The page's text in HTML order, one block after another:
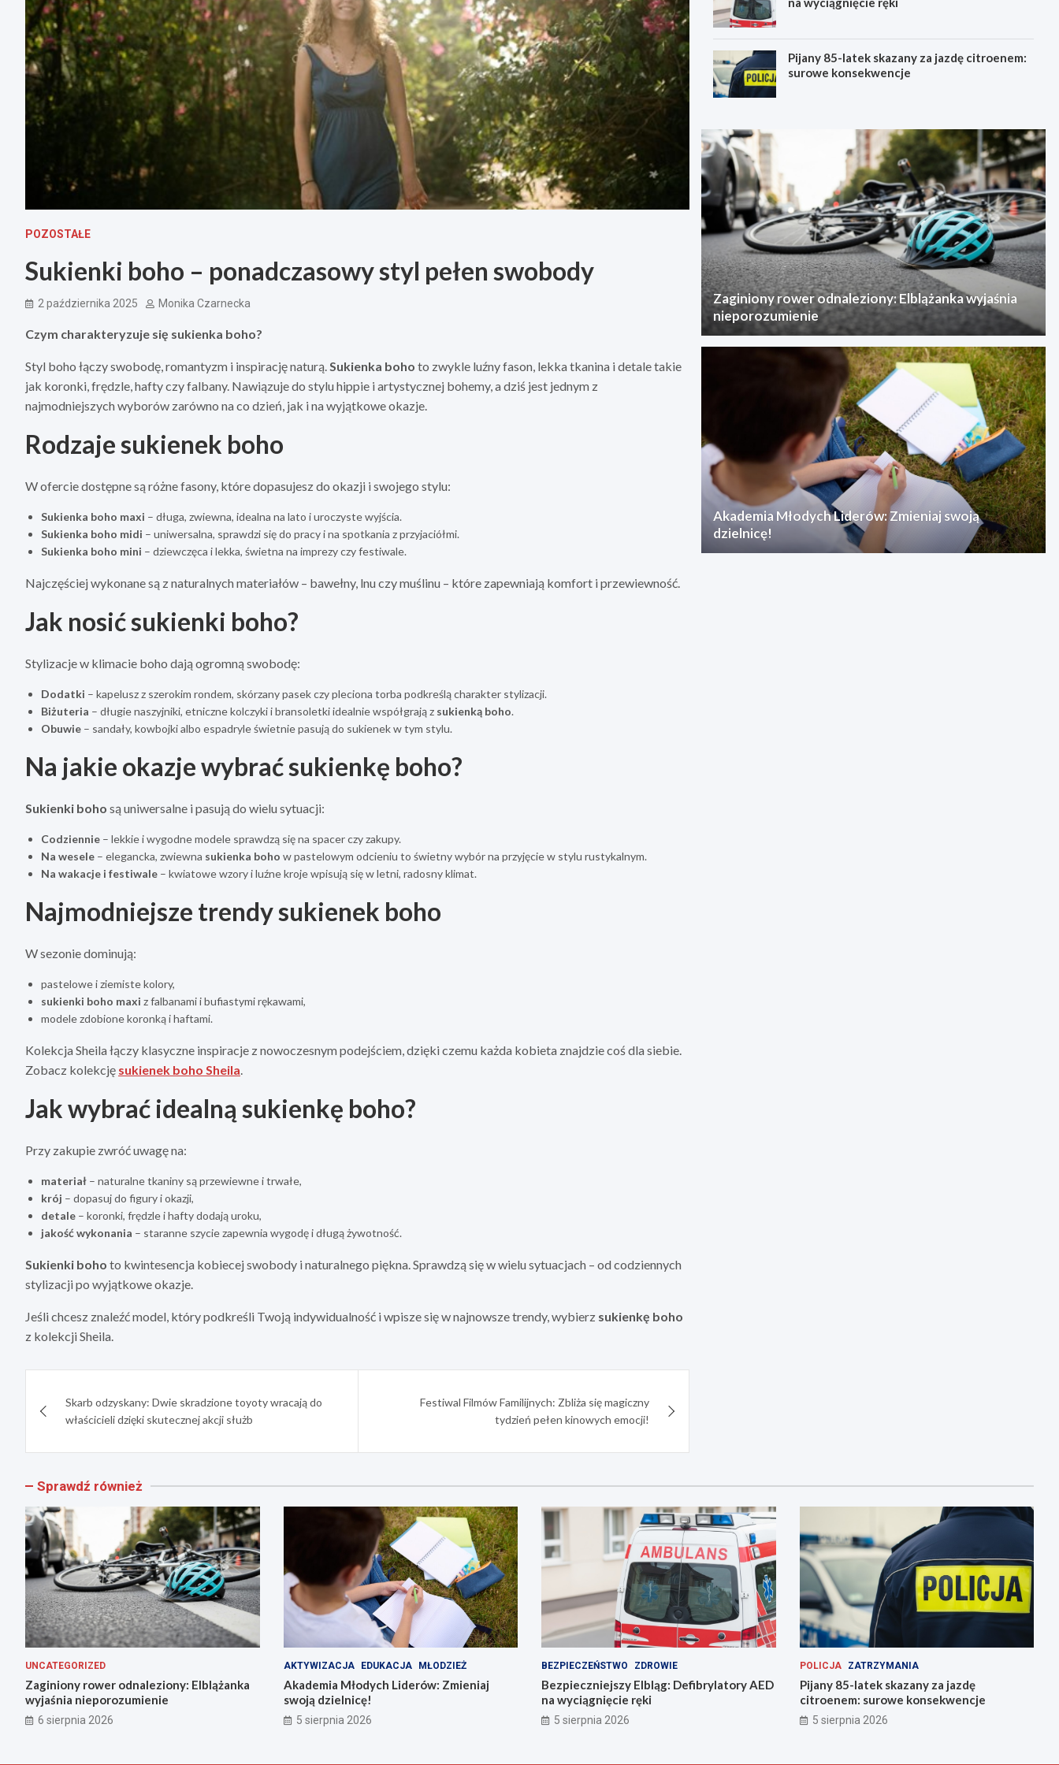
POZOSTAŁE
Sukienki boho – ponadczasowy styl pełen swobody
2 października 2025 Monika Czarnecka
Czym charakteryzuje się sukienka boho?
Styl boho łączy swobodę, romantyzm i inspirację naturą.Sukienka boho to zwykle luźny fason, lekka tkanina i detale takie
jak koronki, frędzle, hafty czy falbany. Nawiązuje do stylu hippie i artystycznej bohemy, a dziś jest jednym z
najmodniejszych wyborów zarówno na co dzień, jak i na wyjątkowe okazje.
Rodzaje sukienek boho
W ofercie dostępne są różne fasony, które dopasujesz do okazji i swojego stylu:
Sukienka boho maxi – długa, zwiewna, idealna na lato i uroczyste wyjścia.
Sukienka boho midi – uniwersalna, sprawdzi się do pracy i na spotkania z przyjaciółmi.
Sukienka boho mini – dziewczęca i lekka, świetna na imprezy czy festiwale.
Najczęściej wykonane są z naturalnych materiałów – bawełny, lnu czy muślinu – które zapewniają komfort i przewiewność.
Jak nosić sukienki boho?
Stylizacje w klimacie boho dają ogromną swobodę:
Dodatki – kapelusz z szerokim rondem, skórzany pasek czy pleciona torba podkreślą charakter stylizacji.
Biżuteria – długie naszyjniki, etniczne kolczyki i bransoletki idealnie współgrają z sukienką boho.
Obuwie – sandały, kowbojki albo espadryle świetnie pasują do sukienek w tym stylu.
Na jakie okazje wybrać sukienkę boho?
Sukienki boho są uniwersalne i pasują do wielu sytuacji:
Codziennie – lekkie i wygodne modele sprawdzą się na spacer czy zakupy.
Na wesele – elegancka, zwiewna sukienka boho w pastelowym odcieniu to świetny wybór na przyjęcie w stylu rustykalnym.
Na wakacje i festiwale – kwiatowe wzory i luźne kroje wpisują się w letni, radosny klimat.
Najmodniejsze trendy sukienek boho
W sezonie dominują:
pastelowe i ziemiste kolory,
sukienki boho maxi z falbanami i bufiastymi rękawami,
modele zdobione koronką i haftami.
Kolekcja Sheila łączy klasyczne inspiracje z nowoczesnym podejściem, dzięki czemu każda kobieta znajdzie coś dla siebie.
Zobacz kolekcję sukienek boho Sheila.
Jak wybrać idealną sukienkę boho?
Przy zakupie zwróć uwagę na:
materiał – naturalne tkaniny są przewiewne i trwałe,
krój – dopasuj do figury i okazji,
detale – koronki, frędzle i hafty dodają uroku,
jakość wykonania – staranne szycie zapewnia wygodę i długą żywotność.
Sukienki boho to kwintesencja kobiecej swobody i naturalnego piękna. Sprawdzą się w wielu sytuacjach – od codziennych
stylizacji po wyjątkowe okazje.
Jeśli chcesz znaleźć model, który podkreśli Twoją indywidualność i wpisze się w najnowsze trendy, wybierz sukienkę boho
z kolekcji Sheila.
wpisuSkarb odzyskany: Dwie skradzione toyoty wracają do
właścicieli dzięki skutecznej akcji służb
Festiwal Filmów Familijnych: Zbliża się magiczny
tydzień pełen kinowych emocji!
Pijany 85-latek skazany za jazdę citroenem:
surowe konsekwencje
Zaginiony rower odnaleziony: Elblążanka wyjaśnia
nieporozumienie
Akademia Młodych Liderów: Zmieniaj swoją
dzielnicę!
Sprawdź również
UNCATEGORIZED
Zaginiony rower odnaleziony: Elblążanka
wyjaśnia nieporozumienie
6 sierpnia 2026
AKTYWIZACJA EDUKACJA MŁODZIEŻ
Akademia Młodych Liderów: Zmieniaj
swoją dzielnicę!
5 sierpnia 2026
BEZPIECZEŃSTWO ZDROWIE
Bezpieczniejszy Elbląg: Defibrylatory AED
na wyciągnięcie ręki
5 sierpnia 2026
POLICJA ZATRZYMANIA
Pijany 85-latek skazany za jazdę
citroenem: surowe konsekwencje
5 sierpnia 2026